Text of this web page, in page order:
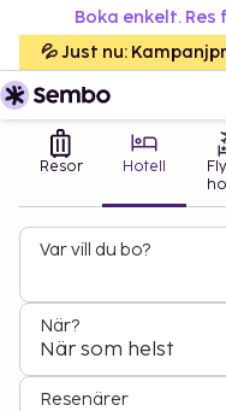
Boka enkelt.
💦 Just nu:
Resor Hotell
Var vill du bo?
När?
När som helst
Resenärer